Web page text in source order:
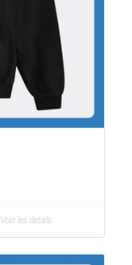
Voir les détails